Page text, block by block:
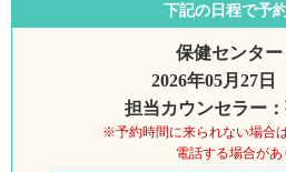
下記の日程で予
保健センター
2026年05月27
担当カウンセラー
※予約時間に来られない場合
電話する場合があ